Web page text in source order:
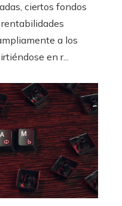
ciertos fondos
a los
en r...